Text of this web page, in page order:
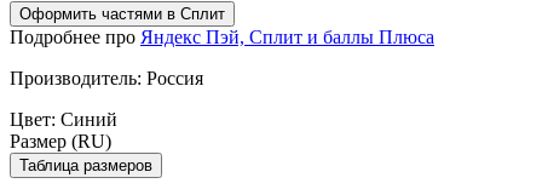
Оформить частями в Сплит
Подробнее про Яндекс Пэй, Сплит и баллы Плюса
Производитель: Россия
Цвет: Синий
Размер (RU)
Таблица размеров